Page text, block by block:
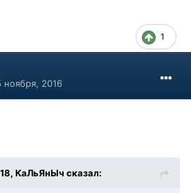
1
ноября, 2016
КаЛьЯнЫч сказал: